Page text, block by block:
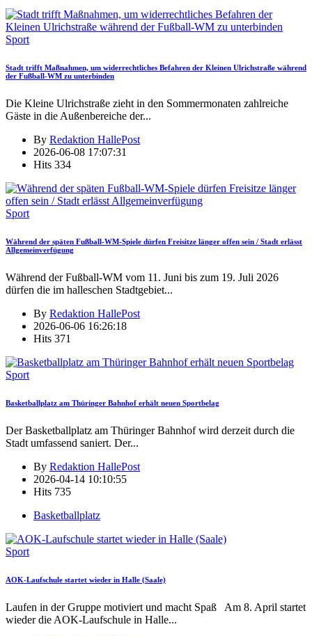
Sport
Stadt trifft Maßnahmen, um widerrechtliches Befahren der Kleinen Ulrichstraße während
der Fußball-WM zu unterbinden
Die Kleine Ulrichstraße zieht in den Sommermonaten zahlreiche
Gäste in die Außenbereiche der...
By Redaktion HallePost
2026-06-08 17:07:31
Hits 334
Sport
Während der späten Fußball-WM-Spiele dürfen Freisitze länger offen sein / Stadt erlässt
Allgemeinverfügung
Während der Fußball-WM vom 11. Juni bis zum 19. Juli 2026
dürfen die im halleschen Stadtgebiet...
By Redaktion HallePost
2026-06-06 16:26:18
Hits 371
Sport
Basketballplatz am Thüringer Bahnhof erhält neuen Sportbelag
Der Basketballplatz am Thüringer Bahnhof wird derzeit durch die
Stadt umfassend saniert. Der...
By Redaktion HallePost
2026-04-14 10:10:55
Hits 735
Basketballplatz
Sport
AOK-Laufschule startet wieder in Halle (Saale)
Laufen in der Gruppe motiviert und macht Spaß Am 8. April startet
wieder die AOK-Laufschule in Halle...